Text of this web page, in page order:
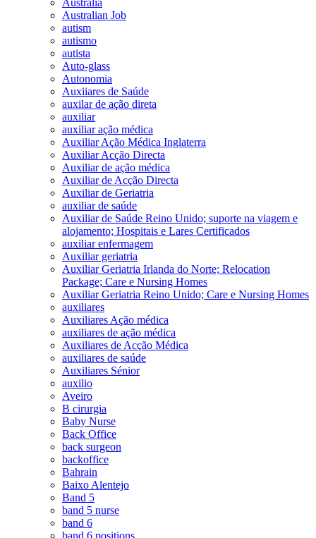
Australian Job
autism
autismo
autista
Auto-glass
Autonomia
Auxiiares de Saúde
auxilar de ação direta
auxiliar
auxiliar ação médica
Auxiliar Ação Médica Inglaterra
Auxiliar Acção Directa
Auxiliar de ação médica
Auxiliar de Acção Directa
Auxiliar de Geriatria
auxiliar de saúde
Auxiliar de Saúde Reino Unido; suporte na viagem e
alojamento; Hospitais e Lares Certificados
auxiliar enfermagem
Auxiliar geriatria
Auxiliar Geriatria Irlanda do Norte; Relocation
Package; Care e Nursing Homes
Auxiliar Geriatria Reino Unido; Care e Nursing Homes
auxiliares
Auxiliares Ação médica
auxiliares de ação médica
Auxiliares de Acção Médica
auxiliares de saúde
Auxiliares Sénior
auxilio
Aveiro
B cirurgia
Baby Nurse
Back Office
back surgeon
backoffice
Bahrain
Baixo Alentejo
Band 5
band 5 nurse
band 6
band 6 positions